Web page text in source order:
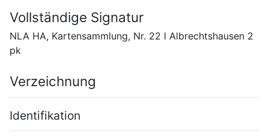
Vollständige Signatur
NLA HA, Kartensammlung, Nr. 22 l Albrechtshausen 2
pk
Verzeichnung
Identifikation